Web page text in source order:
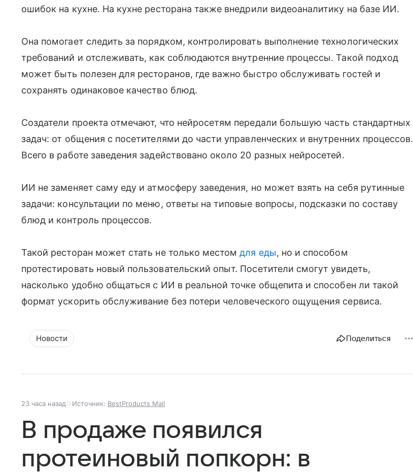
ошибок на кухне. На кухне ресторана также внедрили видеоаналитику на базе ИИ.
Она помогает следить за порядком, контролировать выполнение технологических
требований и отслеживать, как соблюдаются внутренние процессы. Такой подход
может быть полезен для ресторанов, где важно быстро обслуживать гостей и
сохранять одинаковое качество блюд.
Создатели проекта отмечают, что нейросетям передали большую часть стандартных
задач: от общения с посетителями до части управленческих и внутренних процессов.
Всего в работе заведения задействовано около 20 разных нейросетей.
ИИ не заменяет саму еду и атмосферу заведения, но может взять на себя рутинные
задачи: консультации по меню, ответы на типовые вопросы, подсказки по составу
блюд и контроль процессов.
Такой ресторан может стать не только местомдля еды, но и способом
протестировать новый пользовательский опыт. Посетители смогут увидеть,
насколько удобно общаться с ИИ в реальной точке общепита и способен ли такой
формат ускорить обслуживание без потери человеческого ощущения сервиса.
Новости Поделиться
23 часа назад Источник: BestProducts Mail
В продаже появился
протеиновый попкорн: в